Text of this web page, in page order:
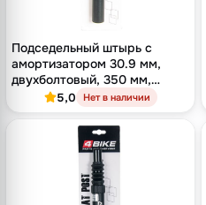
Подседельный штырь с
амортизатором 30.9 мм,
двухболтовый, 350 мм,
оффсет 12 мм
5,0 Нет в наличии